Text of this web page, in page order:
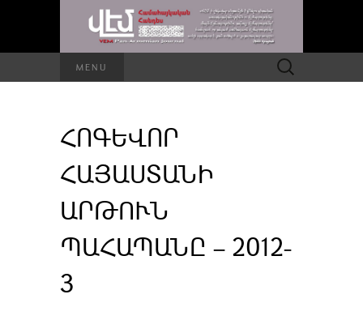
MENU Որոնել՝
ՀՈԳԵՎՈՐ
ՀԱՅԱՍՏԱՆԻ
ԱՐԹՈՒՆ
ՊԱՀԱՊԱՆԸ – 2012-
3